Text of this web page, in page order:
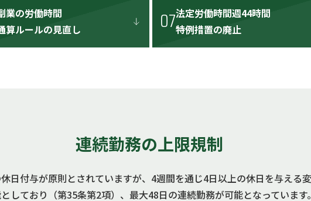
業の労働時間
算ルールの見直し
07法定労働時間週44時間
特例措置の廃止
連続勤務の上限規制
日付与が原則とされていますが、4週間を通じ4日以上の休日を与える
しており（第35条第2項）、最大48日の連続勤務が可能となっています。